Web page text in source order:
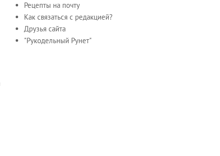
Рецепты на почту
Как связаться с редакцией?
Друзья сайта
"Рукодельный Рунет"